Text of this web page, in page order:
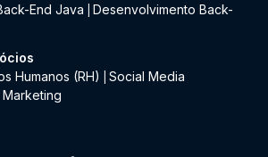
End Java
Desenvolvimento Back-
Humanos (RH)
Social Media